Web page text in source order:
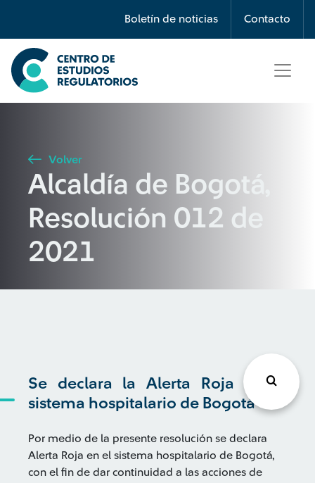
Boletín de noticias Contacto
Búsqueda
Seleccione país
Buscar
Volver
Alcaldía de Bogotá,
Resolución 012 de
2021
Se declara la Alerta Roja en el
sistema hospitalario de Bogotá
Por medio de la presente resolución se declara
Alerta Roja en el sistema hospitalario de Bogotá,
con el fin de dar continuidad a las acciones de